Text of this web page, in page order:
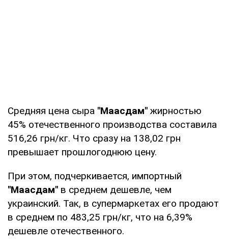
Средняя цена сыра "Маасдам" жирностью
45% отечественного производства составила
516,26 грн/кг. Что сразу на 138,02 грн
превышает прошлогоднюю цену.
При этом, подчеркивается, импортный
"Маасдам" в среднем дешевле, чем
украинский. Так, в супермаркетах его продают
в среднем по 483,25 грн/кг, что на 6,39%
дешевле отечественного.